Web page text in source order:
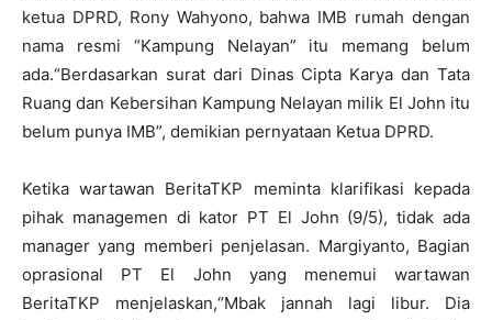
ketua DPRD, Rony Wahyono, bahwa IMB rumah dengan
nama resmi “Kampung Nelayan” itu memang belum
ada.“Berdasarkan surat dari Dinas Cipta Karya dan Tata
Ruang dan Kebersihan Kampung Nelayan milik El John itu
belum punya IMB”, demikian pernyataan Ketua DPRD.
Ketika wartawan BeritaTKP meminta klarifikasi kepada
pihak managemen di kator PT El John (9/5), tidak ada
manager yang memberi penjelasan. Margiyanto, Bagian
oprasional PT El John yang menemui wartawan
BeritaTKP menjelaskan,“Mbak jannah lagi libur. Dia